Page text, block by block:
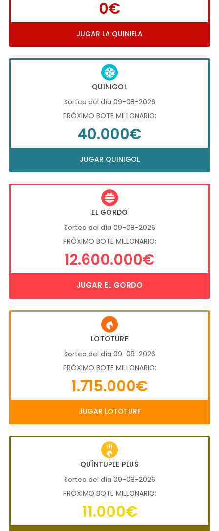
0€
JUGAR LA QUINIELA
QUINIGOL
Sorteo del día 09-08-2026
PRÓXIMO BOTE MILLONARIO:
40.000€
JUGAR QUINIGOL
EL GORDO
Sorteo del día 09-08-2026
PRÓXIMO BOTE MILLONARIO:
12.600.000€
JUGAR EL GORDO
LOTOTURF
Sorteo del día 09-08-2026
PRÓXIMO BOTE MILLONARIO:
1.715.000€
JUGAR LOTOTURF
QUÍNTUPLE PLUS
Sorteo del día 09-08-2026
PRÓXIMO BOTE MILLONARIO:
11.000€